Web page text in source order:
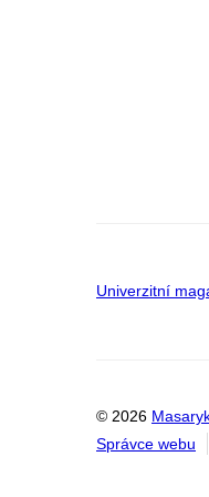
Univerzitní
© 2026
Správce webu